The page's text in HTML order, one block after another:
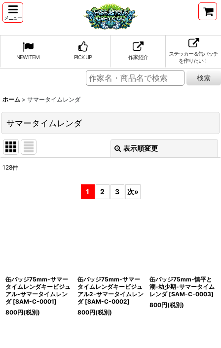
メニュー
NEW ITEM PICK UP 作家紹介
ステッカー＆缶バッチ
を作りたい！
ホーム > サマータイムレンダ
サマータイムレンダ
表示順変更
128件
1 2 3 次»
缶バッジ75mm-サマー
タイムレンダキービジュ
アル-サマータイムレン
ダ [SAM-C-0001]
800円(税別)
缶バッジ75mm-サマー
タイムレンダキービジュ
アル2-サマータイムレン
ダ [SAM-C-0002]
800円(税別)
缶バッジ75mm-慎平と
潮-幼少期-サマータイム
レンダ [SAM-C-0003]
800円(税別)